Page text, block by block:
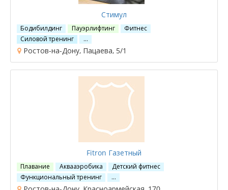
Стимул
Бодибилдинг Пауэрлифтинг
Фитнес
Силовой тренинг
…
Ростов-на-Дону, Пацаева, 5/1
Fitron Газетный
Плавание Аквааэробика
Детский фитнес
Функциональный тренинг
…